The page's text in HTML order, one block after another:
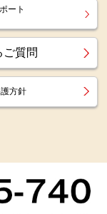
ート
ご質問
方針